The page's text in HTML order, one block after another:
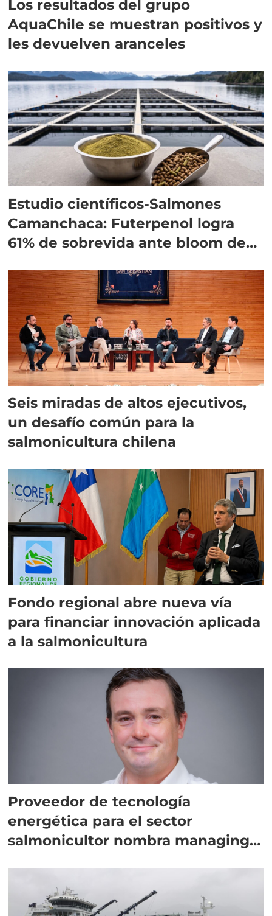
Los resultados del grupo
AquaChile se muestran positivos y
les devuelven aranceles
Estudio científicos-Salmones
Camanchaca: Futerpenol logra
61% de sobrevida ante bloom de
Seis miradas de altos ejecutivos,
un desafío común para la
salmonicultura chilena
Fondo regional abre nueva vía
para financiar innovación aplicada
a la salmonicultura
Proveedor de tecnología
energética para el sector
salmonicultor nombra managing